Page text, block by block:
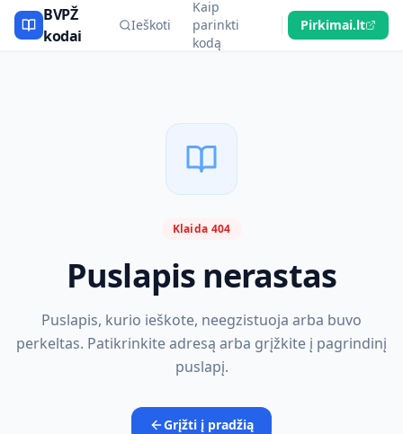
BVPŽ
kodai
Ieškoti
Kaip
parinkti
kodą
Pirkimai.lt
Klaida 404
Puslapis nerastas
Puslapis, kurio ieškote, neegzistuoja arba buvo
perkeltas. Patikrinkite adresą arba grįžkite į pagrindinį
puslapį.
Grįžti į pradžią